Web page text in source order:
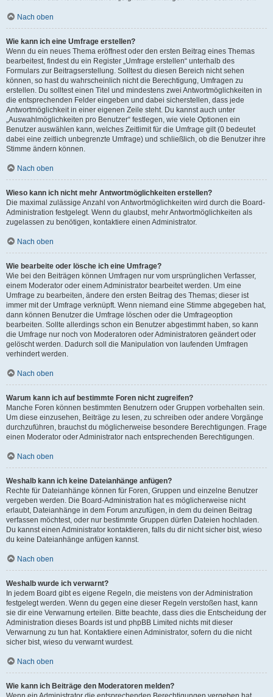
Nach oben
Wie kann ich eine Umfrage erstellen?
Wenn du ein neues Thema eröffnest oder den ersten Beitrag eines Themas
bearbeitest, findest du ein Register „Umfrage erstellen“ unterhalb des
Formulars zur Beitragserstellung. Solltest du diesen Bereich nicht sehen
können, so hast du wahrscheinlich nicht die Berechtigung, Umfragen zu
erstellen. Du solltest einen Titel und mindestens zwei Antwortmöglichkeiten in
die entsprechenden Felder eingeben und dabei sicherstellen, dass jede
Antwortmöglichkeit in einer eigenen Zeile steht. Du kannst auch unter
„Auswahlmöglichkeiten pro Benutzer“ festlegen, wie viele Optionen ein
Benutzer auswählen kann, welches Zeitlimit für die Umfrage gilt (0 bedeutet
dabei eine zeitlich unbegrenzte Umfrage) und schließlich, ob die Benutzer ihre
Stimme ändern können.
Nach oben
Wieso kann ich nicht mehr Antwortmöglichkeiten erstellen?
Die maximal zulässige Anzahl von Antwortmöglichkeiten wird durch die Board-
Administration festgelegt. Wenn du glaubst, mehr Antwortmöglichkeiten als
zugelassen zu benötigen, kontaktiere einen Administrator.
Nach oben
Wie bearbeite oder lösche ich eine Umfrage?
Wie bei den Beiträgen können Umfragen nur vom ursprünglichen Verfasser,
einem Moderator oder einem Administrator bearbeitet werden. Um eine
Umfrage zu bearbeiten, ändere den ersten Beitrag des Themas; dieser ist
immer mit der Umfrage verknüpft. Wenn niemand eine Stimme abgegeben hat,
dann können Benutzer die Umfrage löschen oder die Umfrageoption
bearbeiten. Sollte allerdings schon ein Benutzer abgestimmt haben, so kann
die Umfrage nur noch von Moderatoren oder Administratoren geändert oder
gelöscht werden. Dadurch soll die Manipulation von laufenden Umfragen
verhindert werden.
Nach oben
Warum kann ich auf bestimmte Foren nicht zugreifen?
Manche Foren können bestimmten Benutzern oder Gruppen vorbehalten sein.
Um diese einzusehen, Beiträge zu lesen, zu schreiben oder andere Vorgänge
durchzuführen, brauchst du möglicherweise besondere Berechtigungen. Frage
einen Moderator oder Administrator nach entsprechenden Berechtigungen.
Nach oben
Weshalb kann ich keine Dateianhänge anfügen?
Rechte für Dateianhänge können für Foren, Gruppen und einzelne Benutzer
vergeben werden. Die Board-Administration hat es möglicherweise nicht
erlaubt, Dateianhänge in dem Forum anzufügen, in dem du deinen Beitrag
verfassen möchtest, oder nur bestimmte Gruppen dürfen Dateien hochladen.
Du kannst einen Administrator kontaktieren, falls du dir nicht sicher bist, wieso
du keine Dateianhänge anfügen kannst.
Nach oben
Weshalb wurde ich verwarnt?
In jedem Board gibt es eigene Regeln, die meistens von der Administration
festgelegt werden. Wenn du gegen eine dieser Regeln verstoßen hast, kann
sie dir eine Verwarnung erteilen. Bitte beachte, dass dies die Entscheidung der
Administration dieses Boards ist und phpBB Limited nichts mit dieser
Verwarnung zu tun hat. Kontaktiere einen Administrator, sofern du die nicht
sicher bist, wieso du verwarnt wurdest.
Nach oben
Wie kann ich Beiträge den Moderatoren melden?